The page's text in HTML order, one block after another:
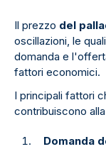
Il prezzo del
oscillazioni, le
domanda e
fattori economici.
I principali fattori
contribuiscono
Domanda